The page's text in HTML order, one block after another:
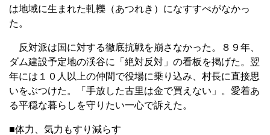
は地域に生まれた軋轢（あつれき）になすすべがなかっ
た。
反対派は国に対する徹底抗戦を崩さなかった。８９年、
ダム建設予定地の渓谷に「絶対反対」の看板を掲げた。翌
年には１０人以上の仲間で役場に乗り込み、村長に直接思
いをぶつけた。「手放した古里は金で買えない」。愛着あ
る平穏な暮らしを守りたい一心で訴えた。
■体力、気力もすり減らす